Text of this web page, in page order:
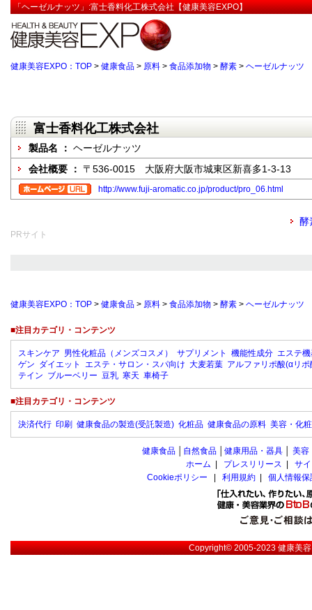
「ヘーゼルナッツ」:富士香料化工株式会社【健康美容EXPO】
健康美容EXPO：TOP > 健康食品 > 原料 > 食品添加物 > 酵素 > ヘーゼルナッツ
富士香料化工株式会社
製品名 ： ヘーゼルナッツ
会社概要 ： 〒536-0015 大阪府大阪市城東区新喜多1-3-13
http://www.fuji-aromatic.co.jp/product/pro_06.html
酵
PRサイト
健康美容EXPO：TOP > 健康食品 > 原料 > 食品添加物 > 酵素 > ヘーゼルナッツ
■注目カテゴリ・コンテンツ
スキンケア 男性化粧品（メンズコスメ） サプリメント 機能性成分 エステ
ゲン ダイエット エステ・サロン・スパ向け 大麦若葉 アルファリポ酸(αリポ
テイン ブルーベリー 豆乳 寒天 車椅子
■注目カテゴリ・コンテンツ
決済代行 印刷 健康食品の製造(受託製造) 化粧品 健康食品の原料 美容・化
健康食品 自然食品 健康用品・器具 美容
ホーム
プレスリリース
サ
Cookieポリシー
利用規約 個人情報
Copyright© 2005-2023健康美